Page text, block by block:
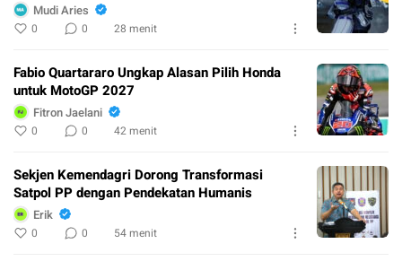
Mudi Aries
0 0 28 menit
Fabio Quartararo Ungkap Alasan Pilih Honda
untuk MotoGP 2027
Fitron Jaelani
0 0 42 menit
Sekjen Kemendagri Dorong Transformasi
Satpol PP dengan Pendekatan Humanis
Erik
0 0 54 menit